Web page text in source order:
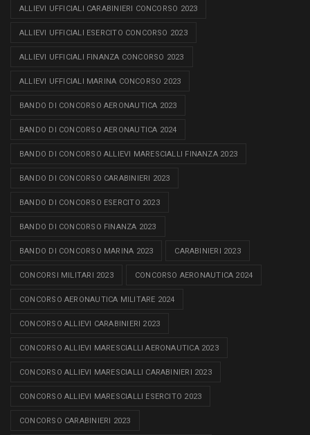
ALLIEVI UFFICIALI CARABINIERI CONCORSO 2023
ALLIEVI UFFICIALI ESERCITO CONCORSO 2023
ALLIEVI UFFICIALI FINANZA CONCORSO 2023
ALLIEVI UFFICIALI MARINA CONCORSO 2023
BANDO DI CONCORSO AERONAUTICA 2023
BANDO DI CONCORSO AERONAUTICA 2024
BANDO DI CONCORSO ALLIEVI MARESCIALLI FINANZA 2023
BANDO DI CONCORSO CARABINIERI 2023
BANDO DI CONCORSO ESERCITO 2023
BANDO DI CONCORSO FINANZA 2023
BANDO DI CONCORSO MARINA 2023 CARABINIERI 2023
CONCORSI MILITARI 2023 CONCORSO AERONAUTICA 2024
CONCORSO AERONAUTICA MILITARE 2024
CONCORSO ALLIEVI CARABINIERI 2023
CONCORSO ALLIEVI MARESCIALLI AERONAUTICA 2023
CONCORSO ALLIEVI MARESCIALLI CARABINIERI 2023
CONCORSO ALLIEVI MARESCIALLI ESERCITO 2023
CONCORSO CARABINIERI 2023